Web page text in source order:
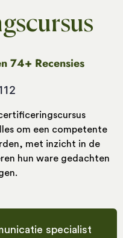
74+ Recensies
om een competente
met inzicht in de
hun ware gedachten
specialist